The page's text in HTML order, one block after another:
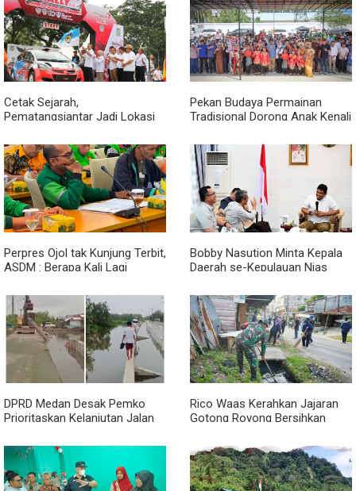
Cetak Sejarah,
Pematangsiantar Jadi Lokasi
2026
Pekan Budaya Permainan
Tradisional Dorong Anak Kenali
Ketergantungan Gadget
Perpres Ojol tak Kunjung Terbit,
ASDM : Berapa Kali Lagi
Janji?
Bobby Nasution Minta Kepala
Daerah se-Kepulauan Nias
DPRD Medan Desak Pemko
Prioritaskan Kelanjutan Jalan
Mangkrak
Rico Waas Kerahkan Jajaran
Gotong Royong Bersihkan
Sedimentasi Tebal